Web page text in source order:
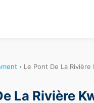
› Le Pont De La Rivière
La Rivière